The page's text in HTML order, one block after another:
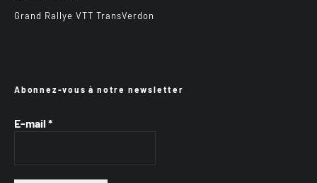
Grand Rallye VTT TransVerdon
Abonnez-vous à notre newsletter
E-mail *